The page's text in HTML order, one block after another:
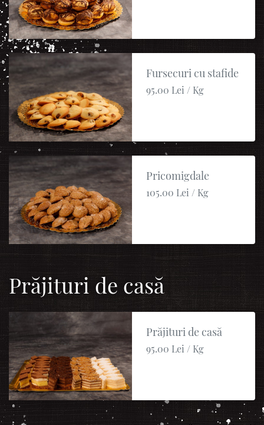
Fursecuri cu stafide
95.00 Lei / Kg
Pricomigdale
105.00 Lei / Kg
Prăjituri de casă
Prăjituri de casă
95.00 Lei / Kg